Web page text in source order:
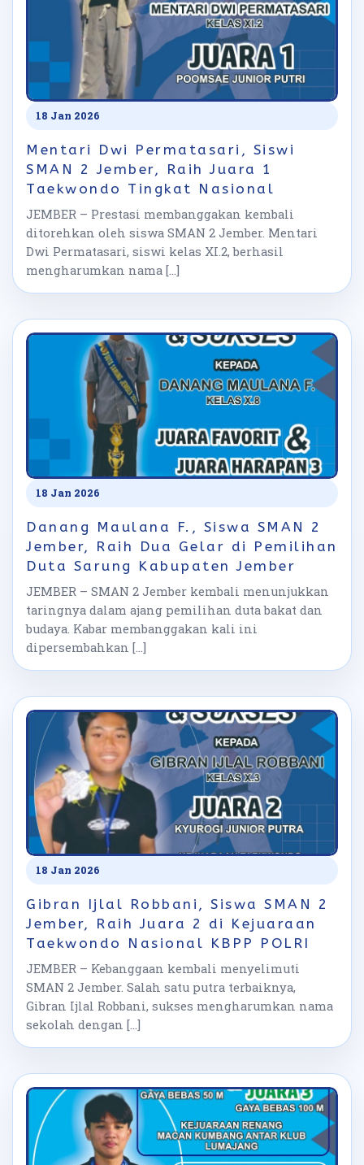
18 Jan 2026
Mentari Dwi Permatasari, Siswi
SMAN 2 Jember, Raih Juara 1
Taekwondo Tingkat Nasional
JEMBER – Prestasi membanggakan kembali
ditorehkan oleh siswa SMAN 2 Jember. Mentari
Dwi Permatasari, siswi kelas XI.2, berhasil
mengharumkan nama […]
18 Jan 2026
Danang Maulana F., Siswa SMAN 2
Jember, Raih Dua Gelar di Pemilihan
Duta Sarung Kabupaten Jember
JEMBER – SMAN 2 Jember kembali menunjukkan
taringnya dalam ajang pemilihan duta bakat dan
budaya. Kabar membanggakan kali ini
dipersembahkan […]
18 Jan 2026
Gibran Ijlal Robbani, Siswa SMAN 2
Jember, Raih Juara 2 di Kejuaraan
Taekwondo Nasional KBPP POLRI
JEMBER – Kebanggaan kembali menyelimuti
SMAN 2 Jember. Salah satu putra terbaiknya,
Gibran Ijlal Robbani, sukses mengharumkan nama
sekolah dengan […]